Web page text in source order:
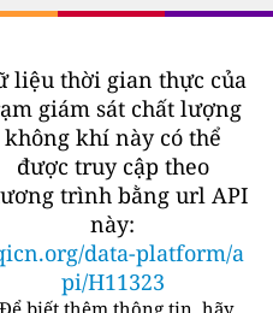
liệu thời gian thực của
giám sát chất lượng
không khí này có thể
được truy cập theo
trình bằng url API
này:
data-platform/a
pi/H11323
biết thêm thông tin, hãy